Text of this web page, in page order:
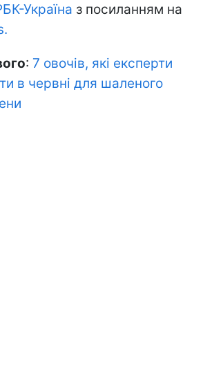
Україна з посиланням на
: 7 овочів, які експерти
в червні для шаленого